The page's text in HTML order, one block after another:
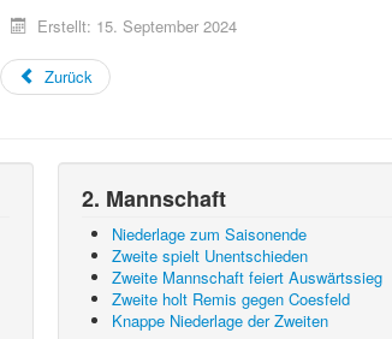
Erstellt: 15. September 2024
Zurück
2. Mannschaft
Niederlage zum Saisonende
Zweite spielt Unentschieden
Zweite Mannschaft feiert Auswärtssieg
Zweite holt Remis gegen Coesfeld
Knappe Niederlage der Zweiten